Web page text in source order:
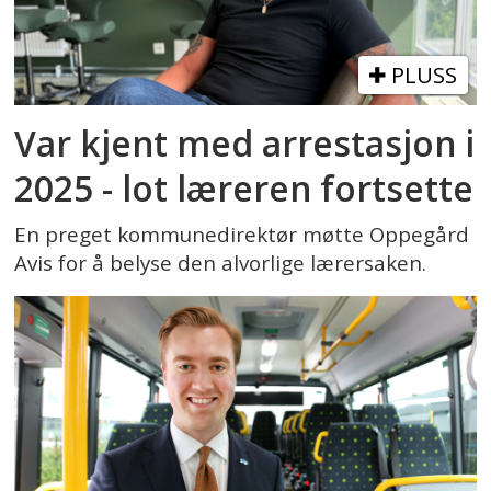
PLUSS
Var kjent med arrestasjon i
2025 - lot læreren fortsette
En preget kommunedirektør møtte Oppegård
Avis for å belyse den alvorlige lærersaken.